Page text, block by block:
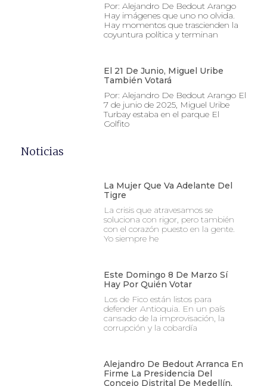
Por: Alejandro De Bedout Arango
Hay imágenes que uno no olvida.
Hay momentos que trascienden la
coyuntura política y terminan
El 21 De Junio, Miguel Uribe
También Votará
Por: Alejandro De Bedout Arango El
7 de junio de 2025, Miguel Uribe
Turbay estaba en el parque El
Golfito
Noticias
La Mujer Que Va Adelante Del
Tigre
La crisis que atravesamos se
soluciona con rigor, pero también
con el corazón puesto en la gente.
Yo siempre he
Este Domingo 8 De Marzo Sí
Hay Por Quién Votar
Los de Fico están listos para
defender Antioquia. En un país
cansado de la improvisación, la
corrupción y la cobardía
Alejandro De Bedout Arranca En
Firme La Presidencia Del
Concejo Distrital De Medellín,